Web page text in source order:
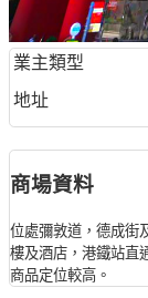
業主類型
地址
商場資料
位處彌敦道，德成街
樓及酒店，港鐵站直
商品定位較高。